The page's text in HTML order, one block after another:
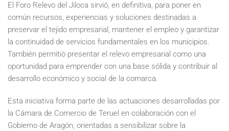
El Foro Relevo del Jiloca sirvió, en definitiva, para poner en
común recursos, experiencias y soluciones destinadas a
preservar el tejido empresarial, mantener el empleo y garantizar
la continuidad de servicios fundamentales en los municipios.
También permitió presentar el relevo empresarial como una
oportunidad para emprender con una base sólida y contribuir al
desarrollo económico y social de la comarca.
Esta iniciativa forma parte de las actuaciones desarrolladas por
la Cámara de Comercio de Teruel en colaboración con el
Gobierno de Aragón, orientadas a sensibilizar sobre la